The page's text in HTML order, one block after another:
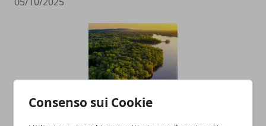
Consenso sui Cookie